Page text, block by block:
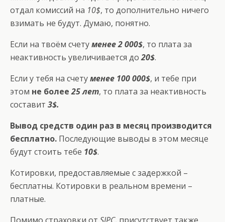
отдал комиссий на 10$, то дополнительно ничего
взимать не будут. Думаю, понятно.
Если на твоём счетуменее 2 000$, то плата за
неактивность увеличивается до20$.
Если у тебя на счетуменее 100 000$, и тебе при
этом не более25 лет, то плата за неактивность
составит 3$.
Вывод средств один раз в месяц производится
бесплатно. Последующие выводы в этом месяце
будут стоить тебе 10$.
Котировки, предоставляемые с задержкой –
бесплатны. Котировки в реальном времени –
платные.